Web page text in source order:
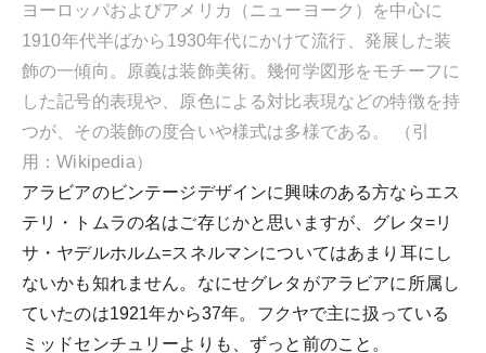
ヨーロッパおよびアメリカ（ニューヨーク）を中心に
1910年代半ばから1930年代にかけて流行、発展した装
飾の一傾向。原義は装飾美術。幾何学図形をモチーフに
した記号的表現や、原色による対比表現などの特徴を持
つが、その装飾の度合いや様式は多様である。 （引
用：Wikipedia）
アラビアのビンテージデザインに興味のある方ならエス
テリ・トムラの名はご存じかと思いますが、グレタ=リ
サ・ヤデルホルム=スネルマンについてはあまり耳にし
ないかも知れません。なにせグレタがアラビアに所属し
ていたのは1921年から37年。フクヤで主に扱っている
ミッドセンチュリーよりも、ずっと前のこと。